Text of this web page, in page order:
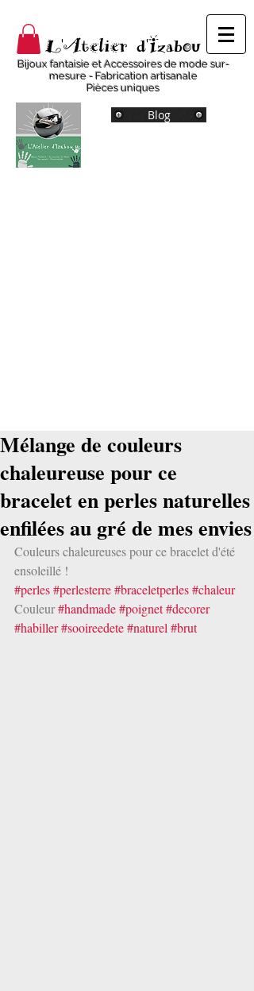
L'Atelier d'Izabou
Bijoux fantaisie et Accessoires de mode sur-
mesure - Fabrication artisanale
Pièces uniques
Blog
Mélange de couleurs
chaleureuse pour ce
bracelet en perles naturelles
enfilées au gré de mes envies
Couleurs chaleureuses pour ce bracelet d'été
ensoleillé !
#perles#perlesterre#braceletperles#chaleur
Couleur #handmade#poignet#decorer
#habiller#sooireedete#naturel #brut